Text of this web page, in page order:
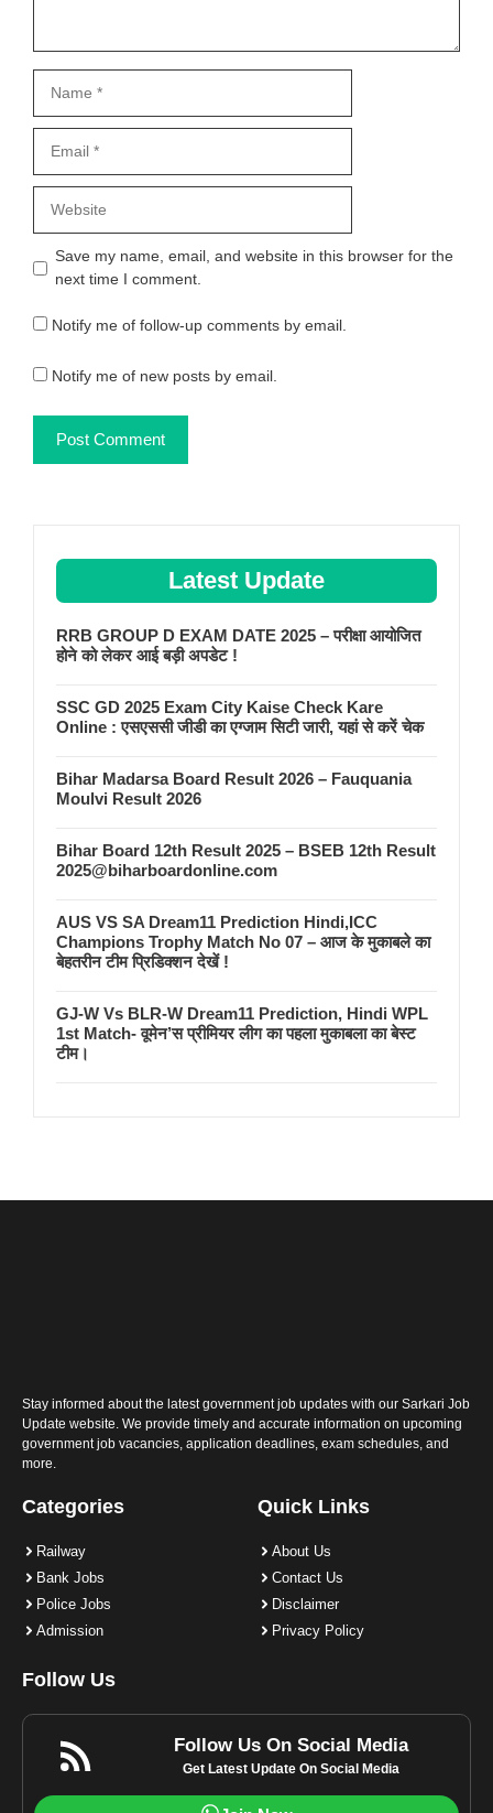
Save my name, email, and website in this browser for the
next time I comment.
Notify me of follow-up comments by email.
Notify me of new posts by email.
Latest Update
RRB GROUP D EXAM DATE 2025 – परीक्षा आयोजित
होने को लेकर आई बड़ी अपडेट !
SSC GD 2025 Exam City Kaise Check Kare
Online : एसएससी जीडी का एग्जाम सिटी जारी, यहां से करें चेक
Bihar Madarsa Board Result 2026 – Fauquania
Moulvi Result 2026
Bihar Board 12th Result 2025 – BSEB 12th Result
2025@biharboardonline.com
AUS VS SA Dream11 Prediction Hindi,ICC
Champions Trophy Match No 07 – आज के मुकाबले का
बेहतरीन टीम प्रिडिक्शन देखें !
GJ-W Vs BLR-W Dream11 Prediction, Hindi WPL
1st Match- वूमेन’स प्रीमियर लीग का पहला मुकाबला का बेस्ट
टीम।
Stay informed about the latest government job updates with our Sarkari Job
Update website. We provide timely and accurate information on upcoming
government job vacancies, application deadlines, exam schedules, and
more.
Categories
Railway
Bank Jobs
Police Jobs
Admission
Quick Links
About Us
Contact Us
Disclaimer
Privacy Policy
Follow Us
Follow Us On Social Media
Get Latest Update On Social Media